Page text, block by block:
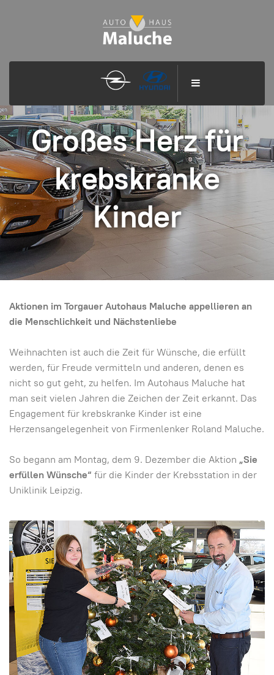
Großes Herz für
krebskranke
Kinder
Aktionen im Torgauer Autohaus Maluche appellieren an
die Menschlichkeit und Nächstenliebe
Weihnachten ist auch die Zeit für Wünsche, die erfüllt
werden, für Freude vermitteln und anderen, denen es
nicht so gut geht, zu helfen. Im Autohaus Maluche hat
man seit vielen Jahren die Zeichen der Zeit erkannt. Das
Engagement für krebskranke Kinder ist eine
Herzensangelegenheit von Firmenlenker Roland Maluche.
So begann am Montag, dem 9. Dezember die Aktion „Sie
erfüllen Wünsche“ für die Kinder der Krebsstation in der
Uniklinik Leipzig.